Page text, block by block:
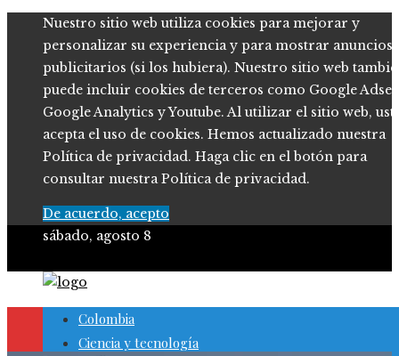
Nuestro sitio web utiliza cookies para mejorar y
personalizar su experiencia y para mostrar anuncios
publicitarios (si los hubiera). Nuestro sitio web
puede incluir cookies de terceros como Google
Google Analytics y Youtube. Al utilizar el sitio web,
acepta el uso de cookies. Hemos actualizado nuestra
Política de privacidad. Haga clic en el botón para
consultar nuestra Política de privacidad.
De acuerdo, acepto
sábado, agosto 8
Colombia
Ciencia y tecnología